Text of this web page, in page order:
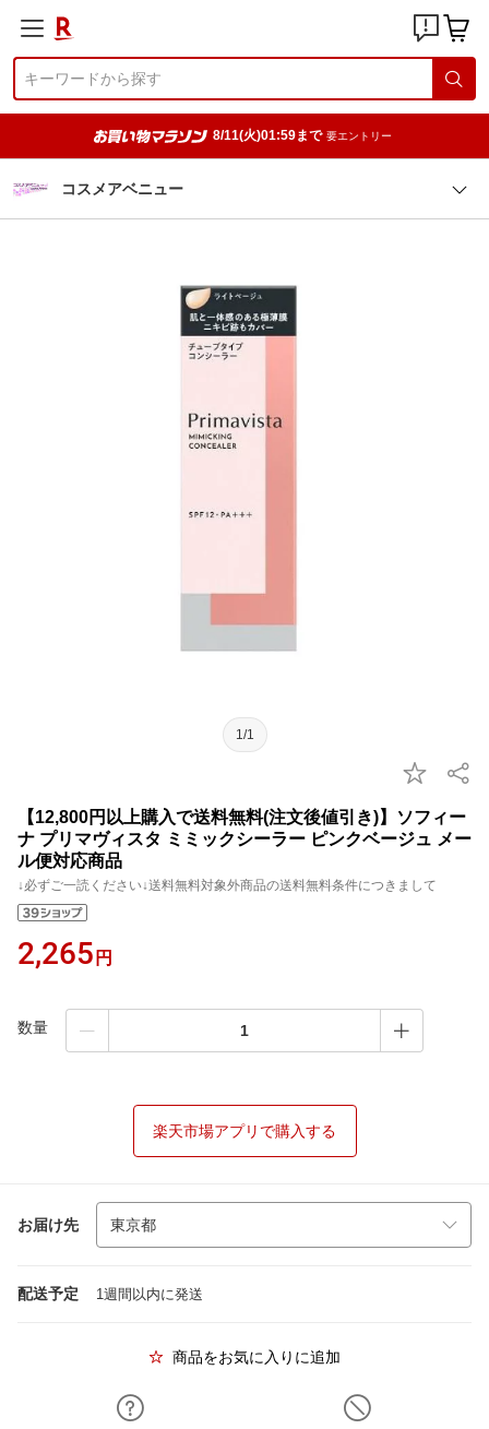
8/11(火)01:59まで 要エントリー
コスメアベニュー
1/1
【12,800円以上購入で送料無料(注文後値引き)】ソフィー
ナ プリマヴィスタ ミミックシーラー ピンクベージュ メー
ル便対応商品
↓必ずご一読ください↓送料無料対象外商品の送料無料条件につきまして
2,265 円
数量
楽天市場アプリで購入する
お届け先
配送予定 1週間以内に発送
商品をお気に入りに追加